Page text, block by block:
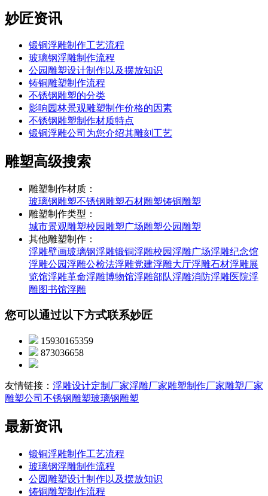
妙匠资讯
锻铜浮雕制作工艺流程
玻璃钢浮雕制作流程
公园雕塑设计制作以及摆放知识
铸铜雕塑制作流程
不锈钢雕塑的分类
影响园林景观雕塑制作价格的因素
不锈钢雕塑制作材质特点
锻铜浮雕公司为您介绍其雕刻工艺
雕塑高级搜索
雕塑制作材质：
玻璃钢雕塑不锈钢雕塑石材雕塑铸铜雕塑
雕塑制作类型：
城市景观雕塑校园雕塑广场雕塑公园雕塑
其他雕塑制作：
浮雕壁画玻璃钢浮雕锻铜浮雕校园浮雕广场浮雕纪念馆
浮雕公园浮雕公检法浮雕党建浮雕大厅浮雕石材浮雕展
览馆浮雕革命浮雕博物馆浮雕部队浮雕消防浮雕医院浮
雕图书馆浮雕
您可以通过以下方式联系妙匠
15930165359
873036658
友情链接： 浮雕设计定制厂家浮雕厂家雕塑制作厂家雕塑厂家
雕塑公司 不锈钢雕塑玻璃钢雕塑
最新资讯
锻铜浮雕制作工艺流程
玻璃钢浮雕制作流程
公园雕塑设计制作以及摆放知识
铸铜雕塑制作流程